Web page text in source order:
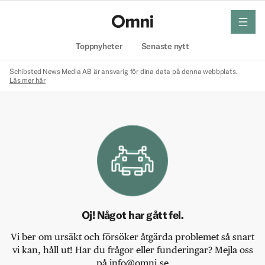
Toppnyheter Senaste nytt
meny
Schibsted News Media AB är ansvarig för dina data på denna webbplats.
Läs mer här
Oj! Något har gått fel.
Vi ber om ursäkt och försöker åtgärda problemet så snart
vi kan, håll ut! Har du frågor eller funderingar? Mejla oss